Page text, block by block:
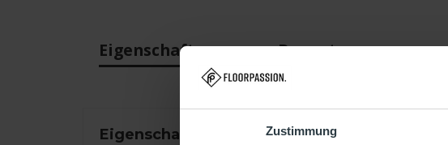
Zustimmung
Eigenschaften Bewertungen
Eigenschaften